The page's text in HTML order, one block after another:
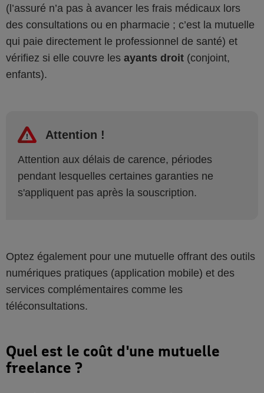
(l’assuré n’a pas à avancer les frais médicaux lors
des consultations ou en pharmacie ; c’est la mutuelle
qui paie directement le professionnel de santé) et
vérifiez si elle couvre les ayants droit (conjoint,
enfants).
Attention !
Attention aux délais de carence, périodes
pendant lesquelles certaines garanties ne
s'appliquent pas après la souscription.
Optez également pour une mutuelle offrant des outils
numériques pratiques (application mobile) et des
services complémentaires comme les
téléconsultations.
Quel est le coût d'une mutuelle
freelance ?